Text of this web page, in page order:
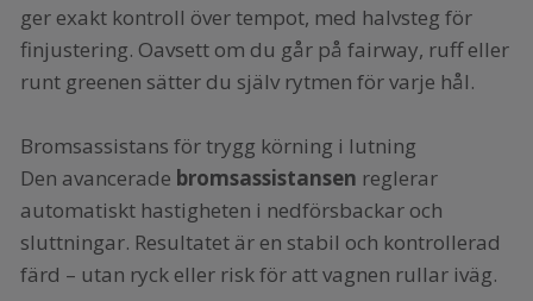
ger exakt kontroll över tempot, med halvsteg för
finjustering. Oavsett om du går på fairway, ruff eller
runt greenen sätter du själv rytmen för varje hål.
Bromsassistans för trygg körning i lutning
Den avancerade bromsassistansen reglerar
automatiskt hastigheten i nedförsbackar och
sluttningar. Resultatet är en stabil och kontrollerad
färd – utan ryck eller risk för att vagnen rullar iväg.